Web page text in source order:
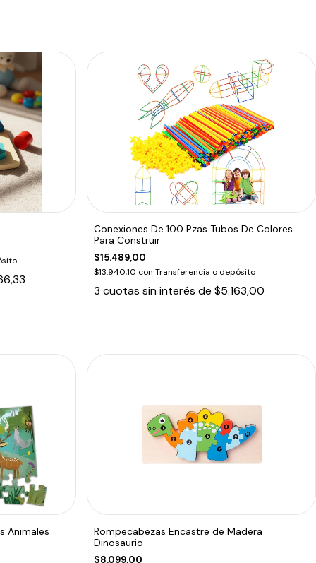
Conexiones De 100 Pzas Tubos De Colores
Para Construir
$15.489,00
$13.940,10 con Transferencia o depósito
3 cuotas sin interés de$5.163,00
Animales
Rompecabezas Encastre de Madera
Dinosaurio
$8.099,00